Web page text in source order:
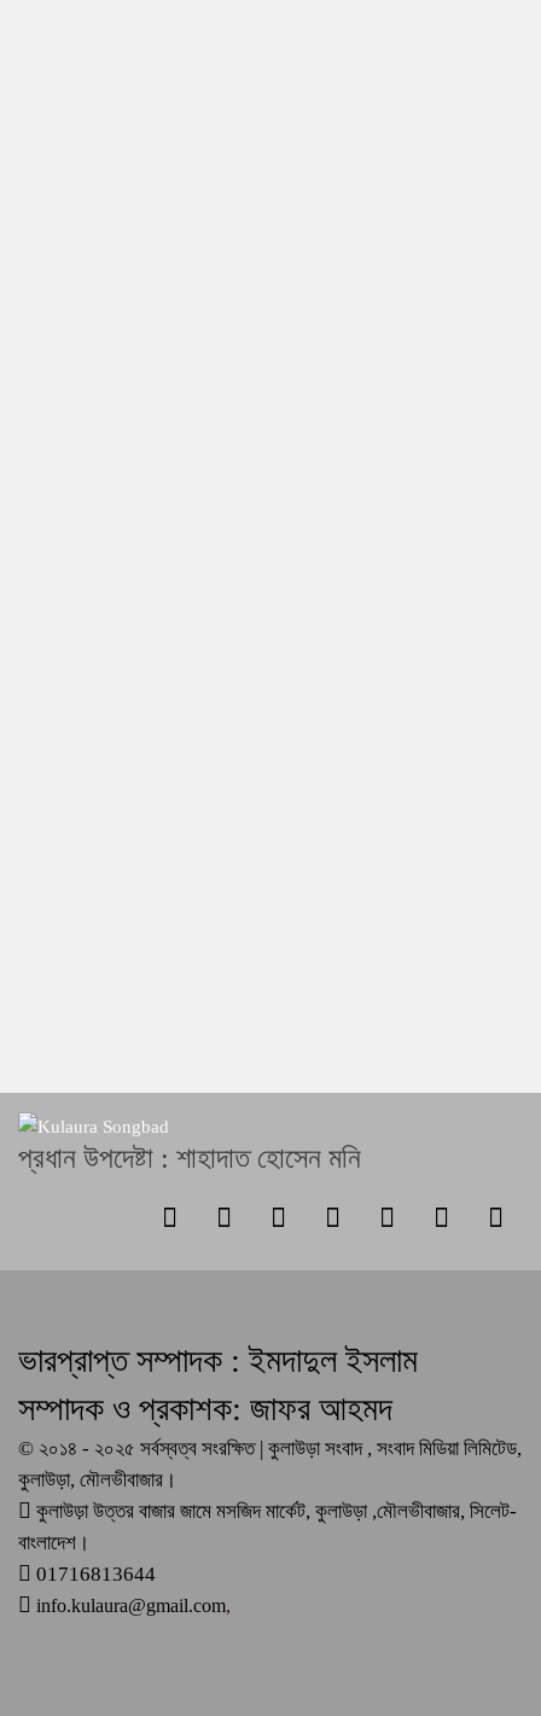
প্রধান উপদেষ্টা : শাহাদাত হোসেন মনি
ভারপ্রাপ্ত সম্পাদক : ইমদাদুল ইসলাম
সম্পাদক ও প্রকাশক: জাফর আহমদ
© ২০১৪ - ২০২৫ সর্বস্বত্ব সংরক্ষিত | কুলাউড়া সংবাদ , সংবাদ মিডিয়া লিমিটেড,
কুলাউড়া, মৌলভীবাজার।
কুলাউড়া উত্তর বাজার জামে মসজিদ মার্কেট, কুলাউড়া ,মৌলভীবাজার, সিলেট-
বাংলাদেশ।
01716813644
info.kulaura@gmail.com,